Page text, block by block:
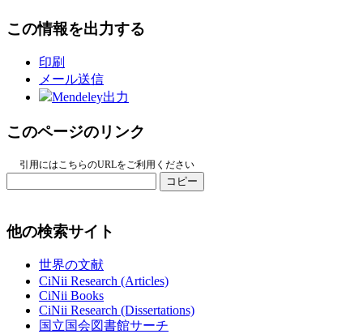
この情報を出力する
印刷
メール送信
Mendeley出力
このページのリンク
引用にはこちらのURLをご利用ください
コピー
他の検索サイト
世界の文献
CiNii Research (Articles)
CiNii Books
CiNii Research (Dissertations)
国立国会図書館サーチ